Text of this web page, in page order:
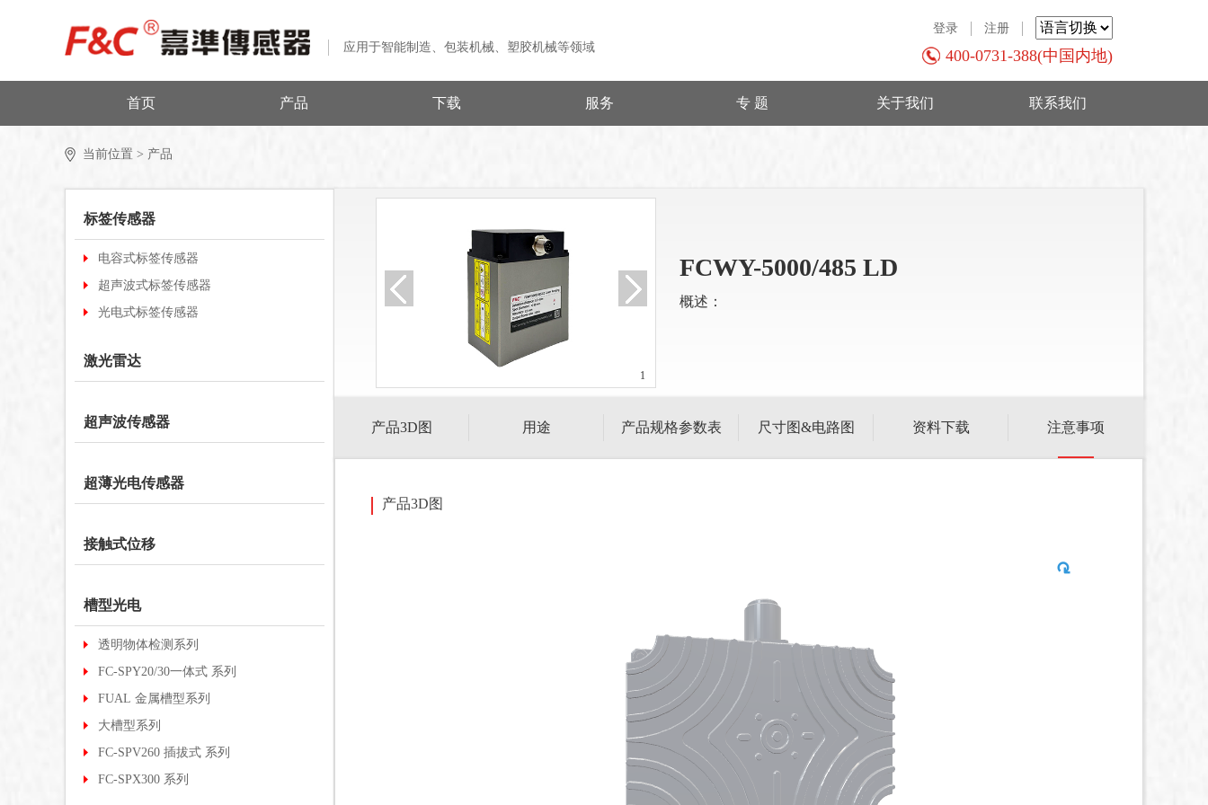
应用于智能制造、包装机械、塑胶机械等领域
登录 注册
400-0731-388(中国内地)
首页 产品 下载 服务 专 题 关于我们 联系我们
当前位置 > 产品
标签传感器
电容式标签传感器
超声波式标签传感器
光电式标签传感器
激光雷达
超声波传感器
超薄光电传感器
接触式位移
槽型光电
透明物体检测系列
FC-SPY20/30一体式 系列
FUAL 金属槽型系列
大槽型系列
FC-SPV260 插拔式 系列
FC-SPX300 系列
1
FCWY-5000/485 LD
概述：
产品3D图 用途 产品规格参数表 尺寸图&电路图 资料下载 注意事项
产品3D图